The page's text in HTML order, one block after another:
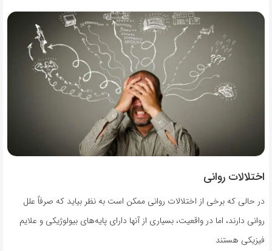
اختلالات روانی
در حالی که برخی از اختلالات روانی ممکن است به نظر بیاید که صرفاً علل
روانی دارند، اما در واقعیت، بسیاری از آنها دارای پایه‌های بیولوژیکی و علایم
فیزیکی هستند